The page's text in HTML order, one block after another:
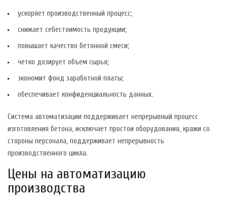
ускоряет производственный процесс;
снижает себестоимость продукции;
повышает качество бетонной смеси;
четко дозирует объем сырья;
экономит фонд заработной платы;
обеспечивает конфиденциальность данных.
Система автоматизации поддерживает непрерывный процесс
изготовления бетона, исключает простои оборудования, кражи со
стороны персонала, поддерживает непрерывность
производственного цикла.
Цены на автоматизацию
производства